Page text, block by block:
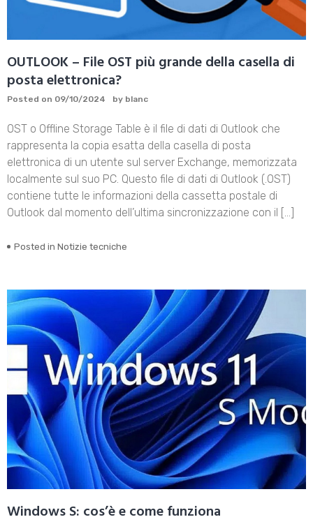
OUTLOOK – File OST più grande della casella di
posta elettronica?
Posted on 09/10/2024 by blanc
OST o Offline Storage Table è il file di dati di Outlook che
rappresenta la copia esatta della casella di posta
elettronica di un utente sul server Exchange, memorizzata
localmente sul suo PC. Questo file di dati di Outlook (.OST)
contiene tutte le informazioni della cassetta postale di
Outlook dal momento dell’ultima sincronizzazione con il […]
Posted in Notizie tecniche
Windows S: cos’è e come funziona